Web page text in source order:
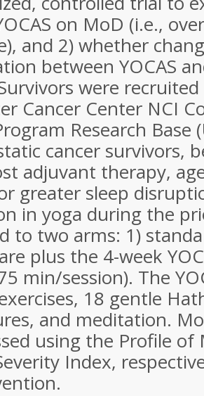
on MoD (i.e.,
and 2) whether
between YOCAS
were
Cancer Center NCI
Research Base
cancer survivors,
adjuvant therapy,
greater sleep
in yoga during the
to two arms: 1)
plus the 4-week
min/session). The
18 gentle
and meditation.
using the Profile of
Index,